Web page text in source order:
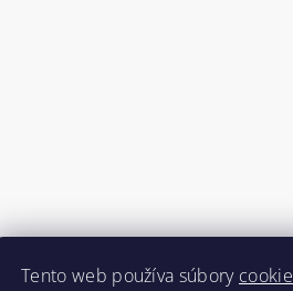
Tento web používa súbory cookie